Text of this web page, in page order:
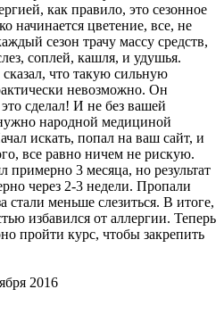
как правило, это сезонное
начинается цветение, все, не
сезон трачу массу средств,
соплей, кашля, и удушья.
что такую сильную
невозможно. Он
сделал! И не без вашей
народной медициной
искать, попал на ваш сайт, и
все равно ничем не рискую.
примерно 3 месяца, но результат
через 2-3 недели. Пропали
стали меньше слезиться. В итоге,
избавился от аллергии. Теперь
пройти курс, чтобы закрепить
2016